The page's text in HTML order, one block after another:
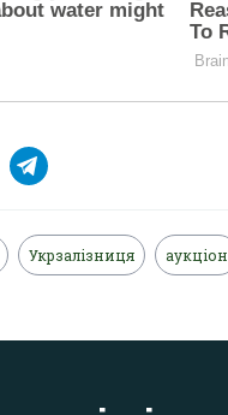
Укрзалізниця аукціон